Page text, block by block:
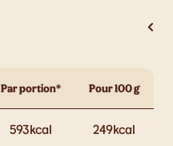
Par portion* Pour 100 g
593kcal 249kcal